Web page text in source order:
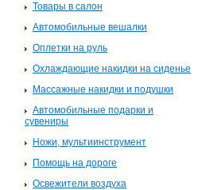
Товары в салон
Автомобильные вешалки
Оплетки на руль
Охлаждающие накидки на сиденье
Массажные накидки и подушки
Автомобильные подарки и
сувениры
Ножи, мультиинструмент
Помощь на дороге
Освежители воздуха